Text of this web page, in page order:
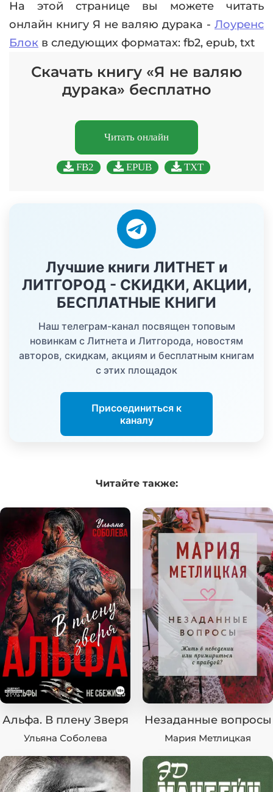
На этой странице вы можете читать
онлайн книгу Я не валяю дурака - Лоуренс
Блок в следующих форматах: fb2, epub, txt
Скачать книгу «Я не валяю
дурака» бесплатно
Читать онлайн
FB2 EPUB TXT
Лучшие книги ЛИТНЕТ и
ЛИТГОРОД - СКИДКИ, АКЦИИ,
БЕСПЛАТНЫЕ КНИГИ
Наш телеграм-канал посвящен топовым
новинкам с Литнета и Литгорода, новостям
авторов, скидкам, акциям и бесплатным книгам
с этих площадок
Присоединиться к
каналу
Читайтетакже:
Альфа. В плену Зверя
Ульяна Соболева
Незаданные вопросы
Мария Метлицкая